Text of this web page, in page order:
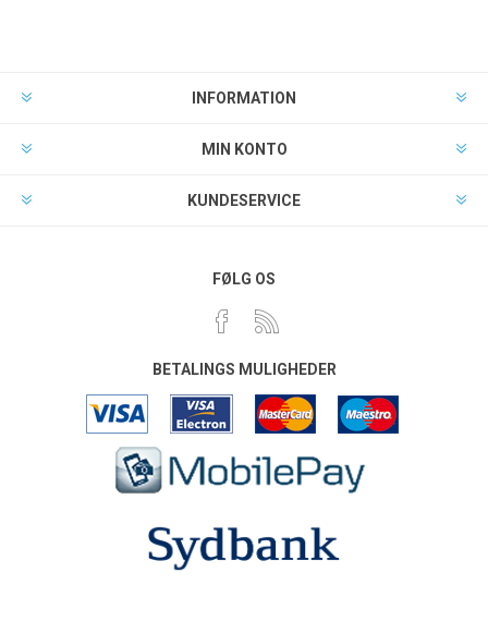
INFORMATION
MIN KONTO
KUNDESERVICE
FØLG OS
BETALINGS MULIGHEDER